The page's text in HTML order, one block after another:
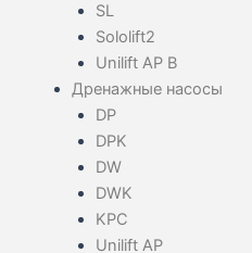
SL
Sololift2
Unilift AP B
Дренажные насосы
DP
DPK
DW
DWK
KPC
Unilift AP